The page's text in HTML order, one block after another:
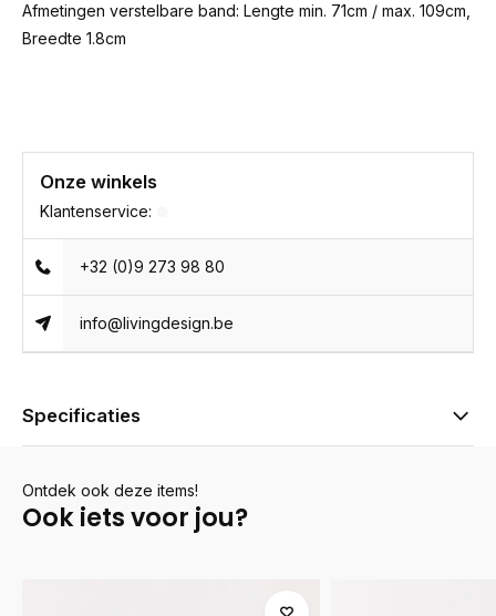
Afmetingen verstelbare band: Lengte min. 71cm / max. 109cm,
Breedte 1.8cm
Onze winkels
Klantenservice:
+32 (0)9 273 98 80
info@livingdesign.be
Specificaties
Ontdek ook deze items!
Ook iets voor jou?